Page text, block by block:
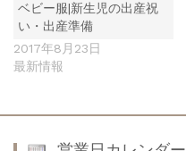
ベビー服|新生児の出産祝
い・出産準備
2017年8月23日
最新情報